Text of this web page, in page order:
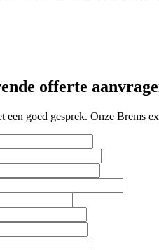
offerte
een goed gesprek. Onze Brems